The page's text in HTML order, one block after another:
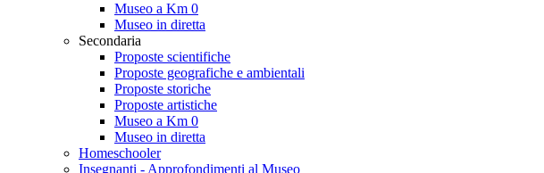
Museo a Km 0
Museo in diretta
Secondaria
Proposte scientifiche
Proposte geografiche e ambientali
Proposte storiche
Proposte artistiche
Museo a Km 0
Museo in diretta
Homeschooler
Insegnanti - Approfondimenti al Museo